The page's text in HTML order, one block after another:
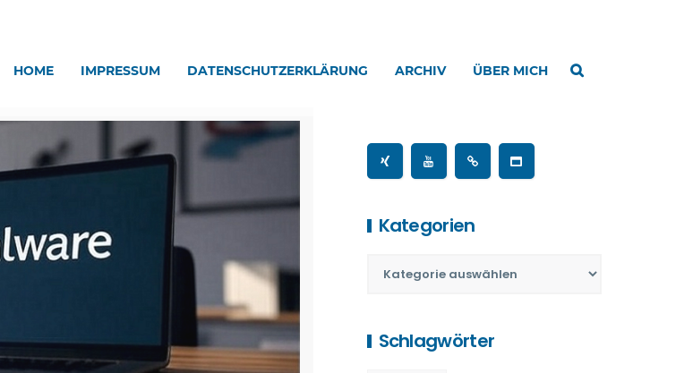
HOME IMPRESSUM DATENSCHUTZERKLÄRUNG ARCHIV ÜBER MICH
Kategorien
Schlagwörter